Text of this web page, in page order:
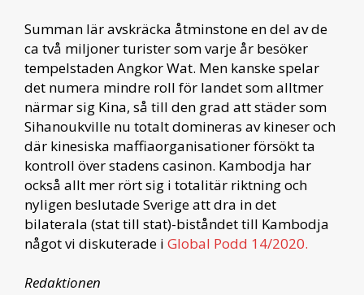
Summan lär avskräcka åtminstone en del av de
ca två miljoner turister som varje år besöker
tempelstaden Angkor Wat. Men kanske spelar
det numera mindre roll för landet som alltmer
närmar sig Kina, så till den grad att städer som
Sihanoukville nu totalt domineras av kineser och
där kinesiska maffiaorganisationer försökt ta
kontroll över stadens casinon. Kambodja har
också allt mer rört sig i totalitär riktning och
nyligen beslutade Sverige att dra in det
bilaterala (stat till stat)-biståndet till Kambodja
något vi diskuterade i Global Podd 14/2020.
Redaktionen